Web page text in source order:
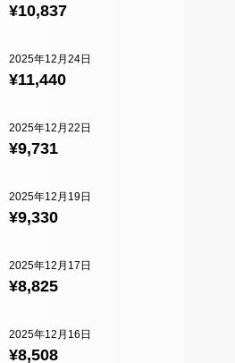
¥10,837
¥11,440
2025年12月24日
¥9,731
2025年12月22日
¥9,330
2025年12月19日
¥8,825
2025年12月17日
¥8,508
2025年12月16日